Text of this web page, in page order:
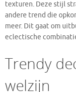
texturen. Deze stijl
andere trend die
meer. Dit gaat om
eclectische
Trendy
welzijn